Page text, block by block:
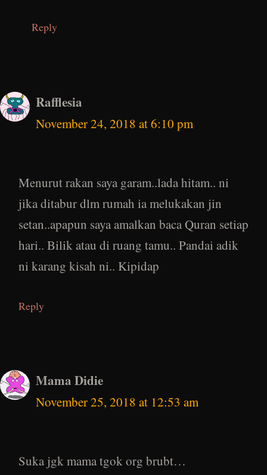
Reply
Rafflesia
November 24, 2018 at 6:10 pm
Menurut rakan saya garam..lada hitam.. ni
jika ditabur dlm rumah ia melukakan jin
setan..apapun saya amalkan baca Quran setiap
hari.. Bilik atau di ruang tamu.. Pandai adik
ni karang kisah ni.. Kipidap
Reply
Mama Didie
November 25, 2018 at 12:53 am
Suka jgk mama tgok org brubt…